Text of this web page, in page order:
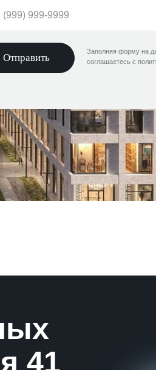
Отправить
Заполняя форму на
соглашаетесь с
41